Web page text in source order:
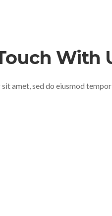
With
amet, sed do eiusmod